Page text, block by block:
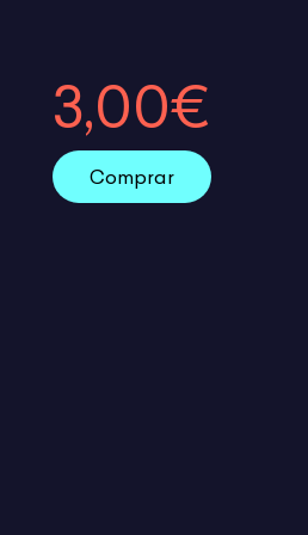
3,00€
Comprar